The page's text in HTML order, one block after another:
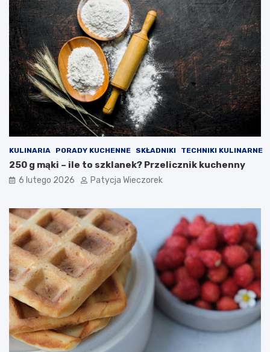
KULINARIA PORADY KUCHENNE SKŁADNIKI TECHNIKI KULINARNE
250 g mąki – ile to szklanek? Przelicznik kuchenny
6 lutego 2026 Patycja Wieczorek